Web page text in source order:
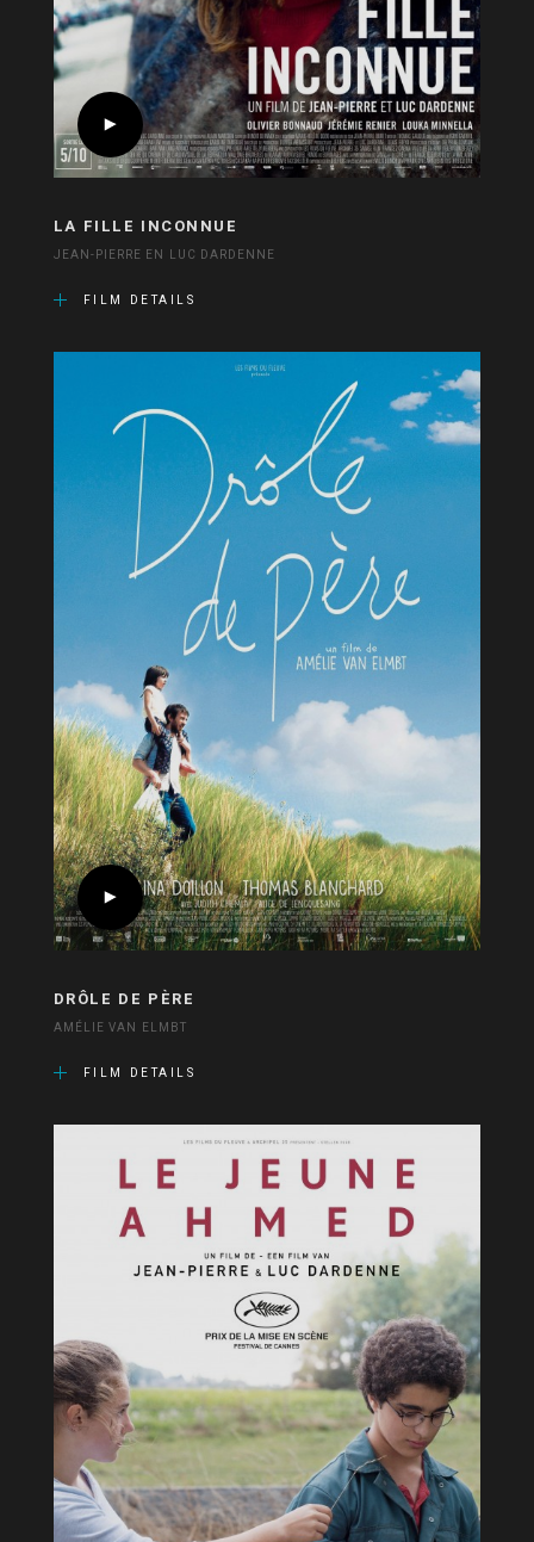
LA FILLE INCONNUE
JEAN-PIERRE EN LUC DARDENNE
FILM DETAILS
DRÔLE DE PÈRE
AMÉLIE VAN ELMBT
FILM DETAILS